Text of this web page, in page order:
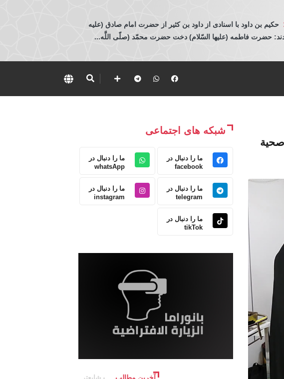
حكيم بن داود با اسنادی از داود بن كثير از حضرت امام صادق (عليه
حضرت فاطمه (عليها السّلام) دخت حضرت محمّد (صلّى اللَّه...
شبکه های اجتماعی
ما را دنبال در
facebook
ما را دنبال در
whatsApp
ما را دنبال در
telegram
ما را دنبال در
instagram
ما را دنبال در
tikTok